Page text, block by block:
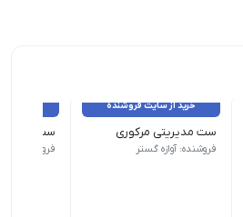
پارچه
خرید از سایت فروشنده
ست مدیریتی مرکوری
فروشنده: آوازه گستر
ست ویونا
فروشنده: